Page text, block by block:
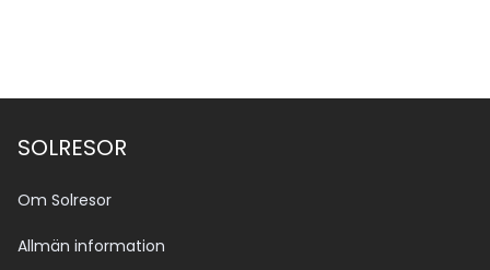
SOLRESOR
Om Solresor
Allmän information